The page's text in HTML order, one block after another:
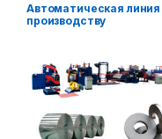
Автоматическая линия
производству